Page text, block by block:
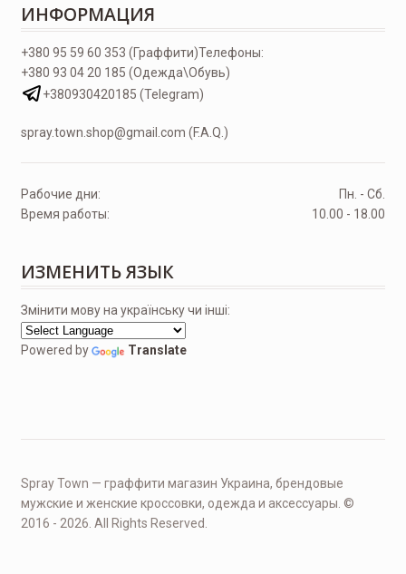
ИНФОРМАЦИЯ
Телефоны:
+380 95 59 60 353 (Граффити)
+380 93 04 20 185 (Одежда\Обувь)
+380930420185 (Telegram)
spray.town.shop@gmail.com (F.A.Q.)
Рабочие дни:
Пн. - Сб.
Время работы:
10.00 - 18.00
ИЗМЕНИТЬ ЯЗЫК
Змінити мову на українську чи інші:
Powered by Translate
Spray Town — граффити магазин Украина, брендовые
мужские и женские кроссовки, одежда и аксессуары. ©
2016 - 2026. All Rights Reserved.